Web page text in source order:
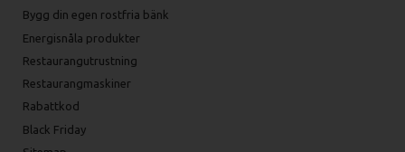
Bygg din egen rostfria bänk
Energisnåla produkter
Restaurangutrustning
Restaurangmaskiner
Rabattkod
Black Friday